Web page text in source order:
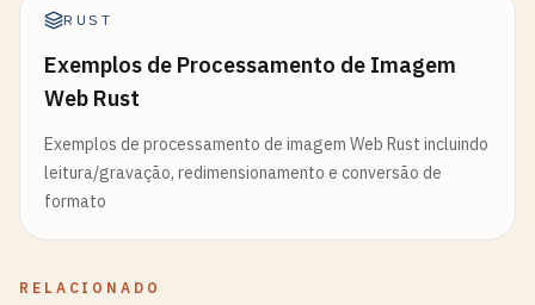
RUST
Exemplos de Processamento de Imagem
Web Rust
Exemplos de processamento de imagem Web Rust incluindo
leitura/gravação, redimensionamento e conversão de
formato
RELACIONADO